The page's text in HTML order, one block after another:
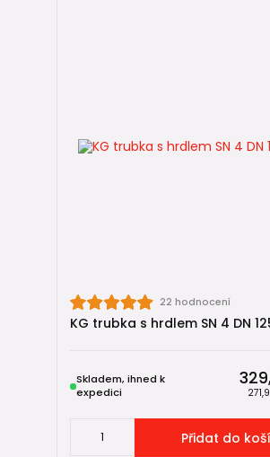
22 hodnocení
KG trubka s hrdlem SN 4 DN
Skladem, ihned k
expedici
Přidat do